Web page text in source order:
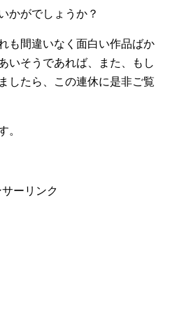
かがでしょうか？
も間違いなく面白い作品ばか
いそうであれば、また、もし
したら、この連休に是非ご覧
。
ーリンク